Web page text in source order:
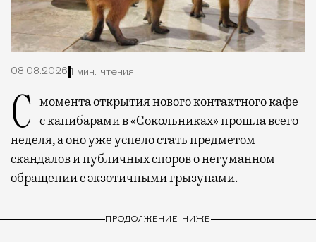
08.08.2026 1 мин. чтения
С момента открытия нового контактного кафе с капибарами в «Сокольниках» прошла всего
неделя, а оно уже успело стать предметом
скандалов и публичных споров о негуманном
обращении с экзотичными грызунами.
ПРОДОЛЖЕНИЕ НИЖЕ